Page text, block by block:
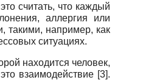
считать, что каждый
аллергия или
такими, например, как
ситуациях.
находится человек,
взаимодействие [3].